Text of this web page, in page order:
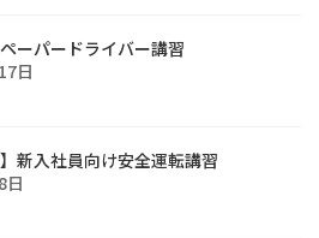
ペーパードライバー講習
日
】新入社員向け安全運転講習
日